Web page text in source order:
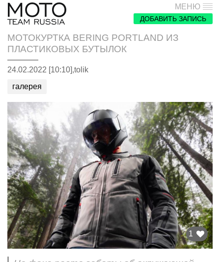
МЕНЮ
ДОБАВИТЬ ЗАПИСЬ
МОТОКУРТКА BERING PORTLAND ИЗ
ПЛАСТИКОВЫХ БУТЫЛОК
24.02.2022 [10:10],tolik
галерея
1